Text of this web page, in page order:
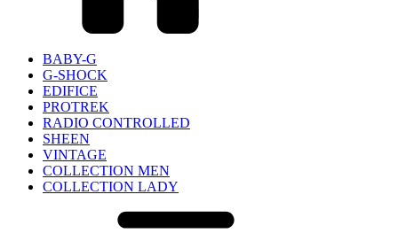
BABY-G
G-SHOCK
EDIFICE
PROTREK
RADIO CONTROLLED
SHEEN
VINTAGE
COLLECTION MEN
COLLECTION LADY